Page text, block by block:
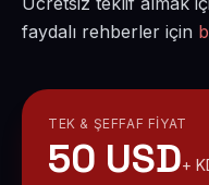
faydalı rehberler için
TEK & ŞEFFAF FIYAT
50 USD+